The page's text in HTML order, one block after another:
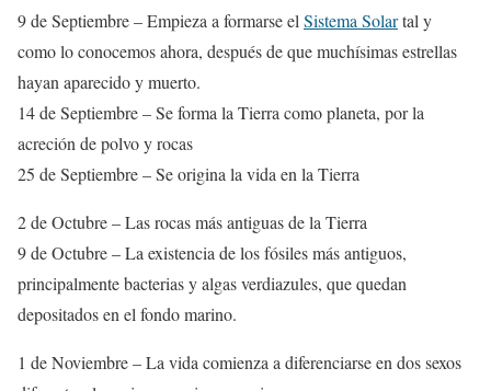
9 de Septiembre – Empieza a formarse elSistema Solartal y
como lo conocemos ahora, después de que muchísimas estrellas
hayan aparecido y muerto.
14 de Septiembre – Se forma la Tierra como planeta, por la
acreción de polvo y rocas
25 de Septiembre – Se origina la vida en la Tierra
2 de Octubre – Las rocas más antiguas de la Tierra
9 de Octubre – La existencia de los fósiles más antiguos,
principalmente bacterias y algas verdiazules, que quedan
depositados en el fondo marino.
1 de Noviembre – La vida comienza a diferenciarse en dos sexos